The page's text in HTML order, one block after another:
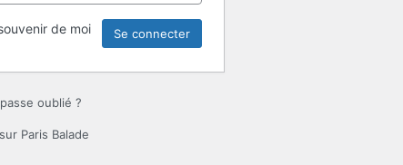
de moi
oublié ?
Paris Balade